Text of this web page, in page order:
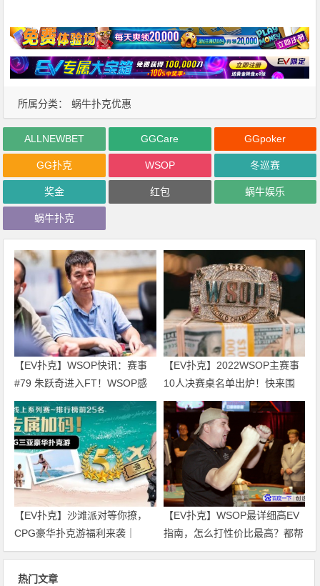
所属分类： 蜗牛扑克优惠
ALLNEWBET GGCare GGpoker
GG扑克 WSOP 冬巡赛
奖金 红包 蜗牛娱乐
蜗牛扑克
【EV扑克】WSOP快讯：赛事
#79 朱跃奇进入FT！WSOP感
恩庆、直通车热闹开跑！
【EV扑克】2022WSOP主赛事
10人决赛桌名单出炉！快来围
观！
【EV扑克】沙滩派对等你撩，
CPG豪华扑克游福利来袭｜
WSOP金手链免费赛天天开打！
【EV扑克】WSOP最详细高EV
指南，怎么打性价比最高？都帮
你整理好了！
热门文章